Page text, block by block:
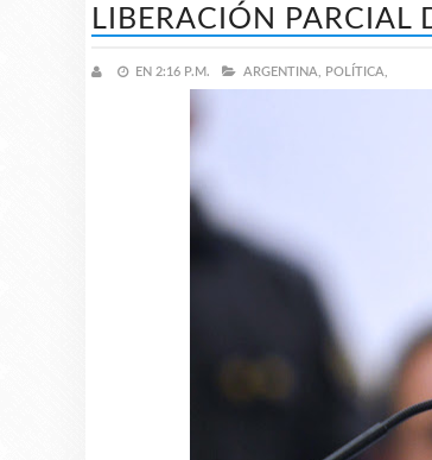
LIBERACIÓN PARCIAL
EN 2:16 P.M. ARGENTINA, POLÍTICA,